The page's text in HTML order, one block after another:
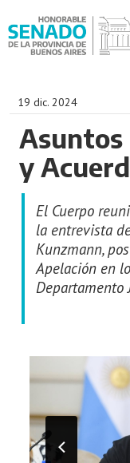
19 dic. 2024
Asuntos
y
El Cuerpo
la entrevista
Kunzmann,
Apelación en
Departamento